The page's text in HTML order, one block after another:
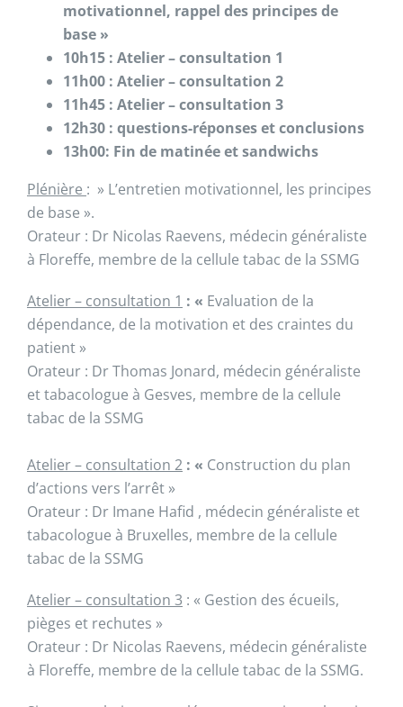
motivationnel, rappel des principes de
base »
10h15 : Atelier –consultation 1
11h00 : Atelier –consultation 2
11h45 : Atelier –consultation 3
12h30 : questions-réponses et conclusions
13h00: Fin de matinée et sandwichs
Plénière : » L’entretien motivationnel, les principes
de base ».
Orateur : Dr Nicolas Raevens, médecin généraliste
à Floreffe, membre de la cellule tabac de la SSMG
Atelier – consultation 1 : « Evaluation de la
dépendance, de la motivation et des craintes du
patient »
Orateur : Dr Thomas Jonard, médecin généraliste
et tabacologue à Gesves, membre de la cellule
tabac de la SSMG
Atelier – consultation 2 : « Construction du plan
d’actions vers l’arrêt »
Orateur : Dr Imane Hafid , médecin généraliste et
tabacologue à Bruxelles, membre de la cellule
tabac de la SSMG
Atelier – consultation 3 : « Gestion des écueils,
pièges et rechutes »
Orateur : Dr Nicolas Raevens, médecin généraliste
à Floreffe, membre de la cellule tabac de la SSMG.